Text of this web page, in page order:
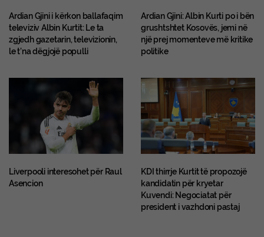
Ardian Gjini i kërkon ballafaqim
televiziv Albin Kurtit: Le ta
zgjedh gazetarin, televizionin,
le t’na dëgjojë populli
Ardian Gjini: Albin Kurti po i bën
grushtshtet Kosovës, jemi në
një prej momenteve më kritike
politike
Liverpooli interesohet për Raul
Asencion
KDI thirrje Kurtit të propozojë
kandidatin për kryetar
Kuvendi: Negociatat për
president i vazhdoni pastaj